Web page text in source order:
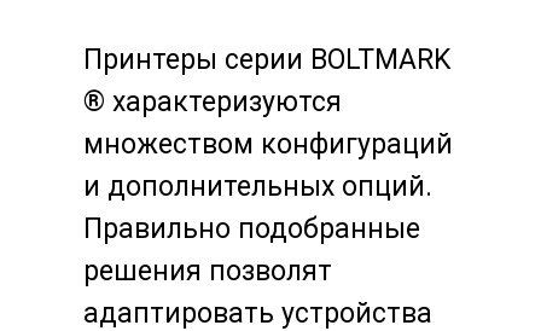
Принтеры серии BOLTMARK
® характеризуются
множеством конфигураций
и дополнительных опций.
Правильно подобранные
решения позволят
адаптировать устройства